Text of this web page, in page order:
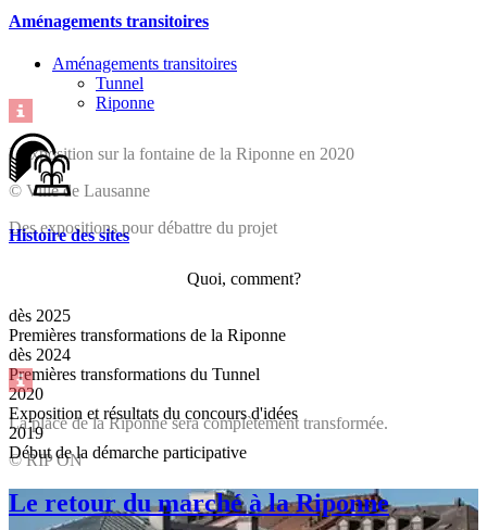
L'exposition sur la fontaine de la Riponne en 2020
© Ville de Lausanne
Des expositions pour débattre du projet
La place de la Riponne sera complètement transformée.
© RIP ON
Le projet lauréat pour le réaménagement complet de la Riponne
Aménagements transitoires
Aménagements transitoires
Tunnel
Riponne
Histoire des sites
Quoi, comment?
dès 2025
Premières transformations de la Riponne
dès 2024
Premières transformations du Tunnel
2020
Exposition et résultats du concours d'idées
2019
Début de la démarche participative
Le retour du marché à la Riponne